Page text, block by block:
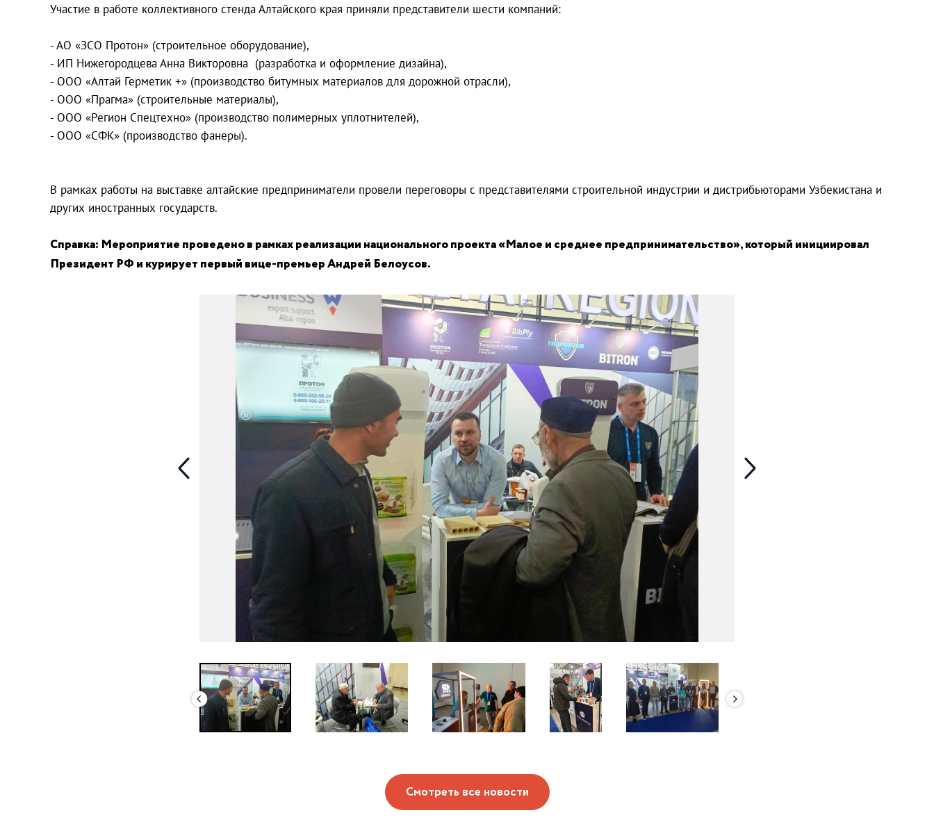
Участие в работе коллективного стенда Алтайского края приняли представители шести компаний:
- АО «ЗСО Протон» (строительное оборудование),
- ИП Нижегородцева Анна Викторовна (разработка и оформление дизайна),
- ООО «Алтай Герметик +» (производство битумных материалов для дорожной отрасли),
- ООО «Прагма» (строительные материалы),
- ООО «Регион Спецтехно» (производство полимерных уплотнителей),
- ООО «СФК» (производство фанеры).
В рамках работы на выставке алтайские предприниматели провели переговоры с представителями строительной индустрии и дистрибьюторами Узбекистана и
других иностранных государств.
Справка: Мероприятие проведено в рамках реализации национального проекта «Малое и среднее предпринимательство», который инициировал
Президент РФ и курирует первый вице-премьер Андрей Белоусов.
Смотреть все новости